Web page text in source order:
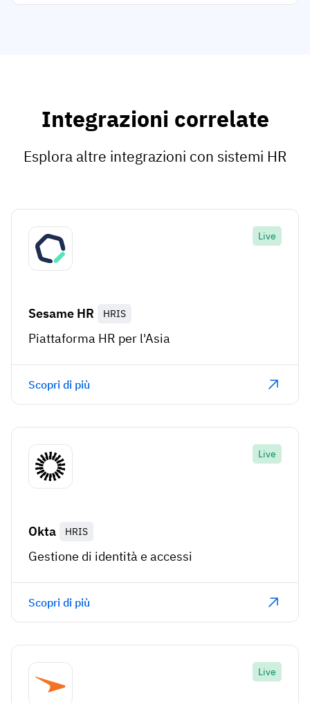
Integrazioni correlate
Esplora altre integrazioni con sistemi HR
Live
Sesame HR HRIS
Piattaforma HR per l'Asia
Scopri di più
Live
Okta HRIS
Gestione di identità e accessi
Scopri di più
Live